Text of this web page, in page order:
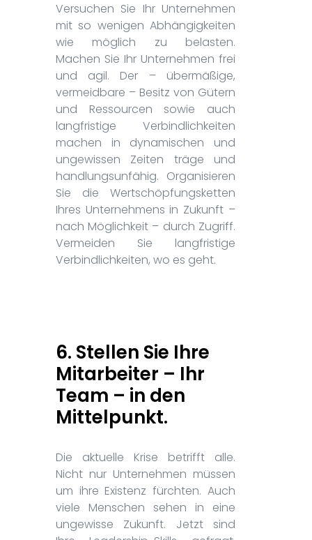
Versuchen Sie Ihr Unternehmen
mit so wenigen Abhängigkeiten
wie möglich zu belasten.
Machen Sie Ihr Unternehmen frei
und agil. Der – übermäßige,
vermeidbare – Besitz von Gütern
und Ressourcen sowie auch
langfristige Verbindlichkeiten
machen in dynamischen und
ungewissen Zeiten träge und
handlungsunfähig. Organisieren
Sie die Wertschöpfungsketten
Ihres Unternehmens in Zukunft –
nach Möglichkeit – durch Zugriff.
Vermeiden Sie langfristige
Verbindlichkeiten, wo es geht.
6. Stellen Sie Ihre
Mitarbeiter – Ihr
Team – in den
Mittelpunkt.
Die aktuelle Krise betrifft alle.
Nicht nur Unternehmen müssen
um ihre Existenz fürchten. Auch
viele Menschen sehen in eine
ungewisse Zukunft. Jetzt sind